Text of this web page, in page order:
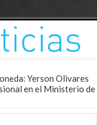
Yerson Olivares
en el Ministerio de